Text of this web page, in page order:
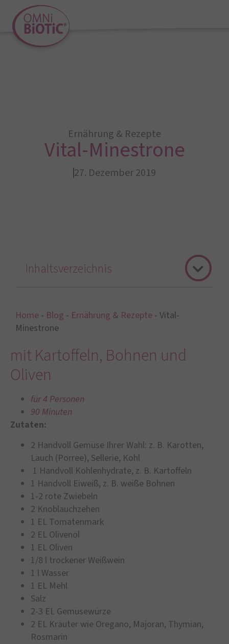
Ernährung & Rezepte
Vital-Minestrone
27. Dezember 2019
Home - Blog - Ernährung & Rezepte - Vital-
Minestrone
mit Kartoffeln, Bohnen und
Oliven
für 4 Personen
90 Minuten
Zutaten:
2 Handvoll Gemüse Ihrer Wahl: z. B. Karotten,
Lauch (Porree), Sellerie, Kohl
1 Handvoll Kohlenhydrate, z. B. Kartoffeln
1 Handvoll Eiweiß, z. B. weiße Bohnen
1-2 rote Zwiebeln
2 Knoblauchzehen
1 EL Tomatenmark
2 EL Olivenöl
1 EL Oliven
1/8 l trockener Weißwein
1 l Wasser
1 EL Mehl
Salz
2-3 EL Gemüsewürze
2 EL Kräuter wie Oregano, Majoran, Thymian,
Rosmarin
Inhaltsverzeichnis